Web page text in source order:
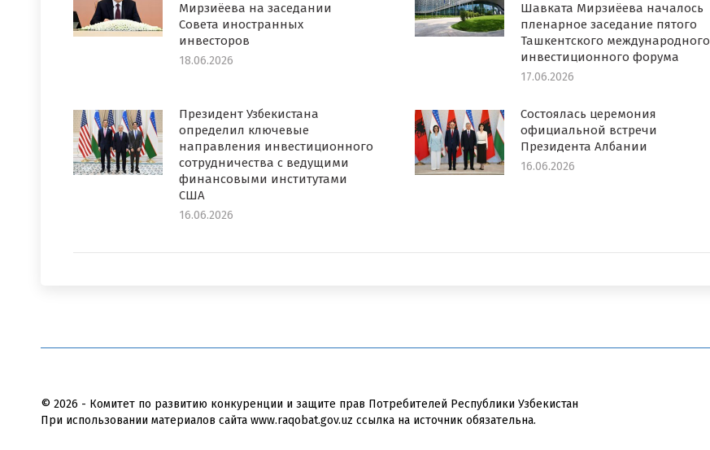
Мирзиёева на заседании
Совета иностранных
инвесторов
18.06.2026
Шавката Мирзиёева началось
пленарное заседание пятого
Ташкентского международного
инвестиционного форума
17.06.2026
Президент Узбекистана
определил ключевые
направления инвестиционного
сотрудничества с ведущими
финансовыми институтами
США
16.06.2026
Состоялась церемония
официальной встречи
Президента Албании
16.06.2026
© 2026 - Комитет по развитию конкуренции и защите прав Потребителей Республики Узбекистан
При использовании материалов сайта www.raqobat.gov.uz ссылка на источник обязательна.